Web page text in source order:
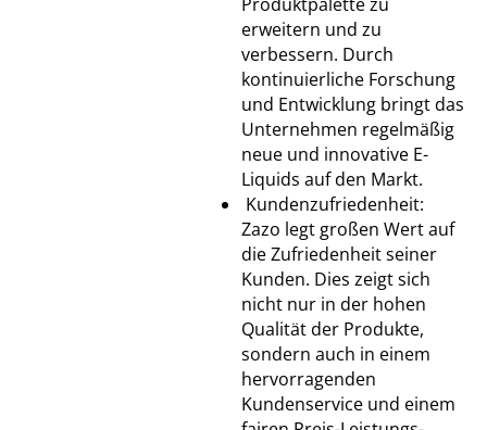
erweitern und zu
verbessern. Durch
kontinuierliche Forschung
und Entwicklung bringt das
Unternehmen regelmäßig
neue und innovative E-
Liquids auf den Markt.
Kundenzufriedenheit:
Zazo legt großen Wert auf
die Zufriedenheit seiner
Kunden. Dies zeigt sich
nicht nur in der hohen
Qualität der Produkte,
sondern auch in einem
hervorragenden
Kundenservice und einem